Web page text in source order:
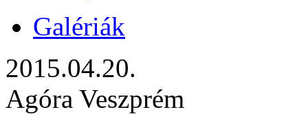
Galériák
2015.04.20.
Agóra Veszprém